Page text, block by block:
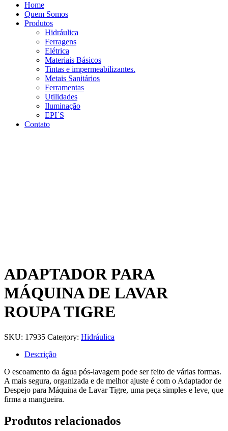
Home
Quem Somos
Produtos
Hidráulica
Ferragens
Elétrica
Materiais Básicos
Tintas e impermeabilizantes.
Metais Sanitários
Ferramentas
Utilidades
Iluminação
EPI´S
Contato
ADAPTADOR PARA
MÁQUINA DE LAVAR
ROUPA TIGRE
SKU: 17935 Category: Hidráulica
Descrição
O escoamento da água pós-lavagem pode ser feito de várias formas.
A mais segura, organizada e de melhor ajuste é com o Adaptador de
Despejo para Máquina de Lavar Tigre, uma peça simples e leve, que
firma a mangueira.
Produtos relacionados